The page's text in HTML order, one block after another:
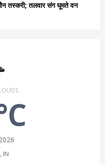
तस्करी; तलवार संग घूमते वन
IN